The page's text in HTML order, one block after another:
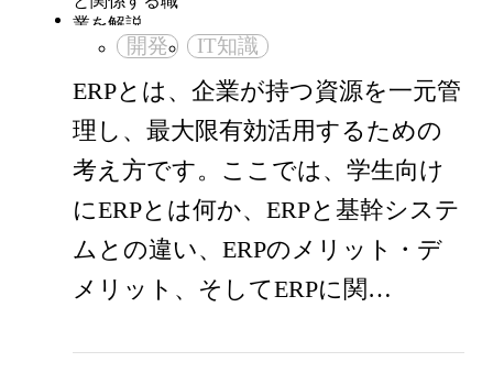
開発 IT知識
ERPとは、企業が持つ資源を一元管
理し、最大限有効活用するための
考え方です。ここでは、学生向け
にERPとは何か、ERPと基幹システ
ムとの違い、ERPのメリット・デ
メリット、そしてERPに関…